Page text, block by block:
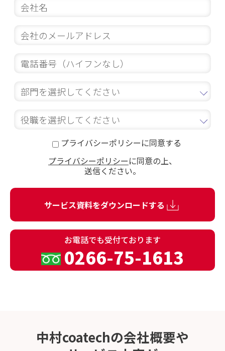
プライバシーポリシーに同意する
プライバシーポリシーに同意の上、
送信ください。
お電話でも受付ております
0266-75-1613
中村coatechの会社概要や